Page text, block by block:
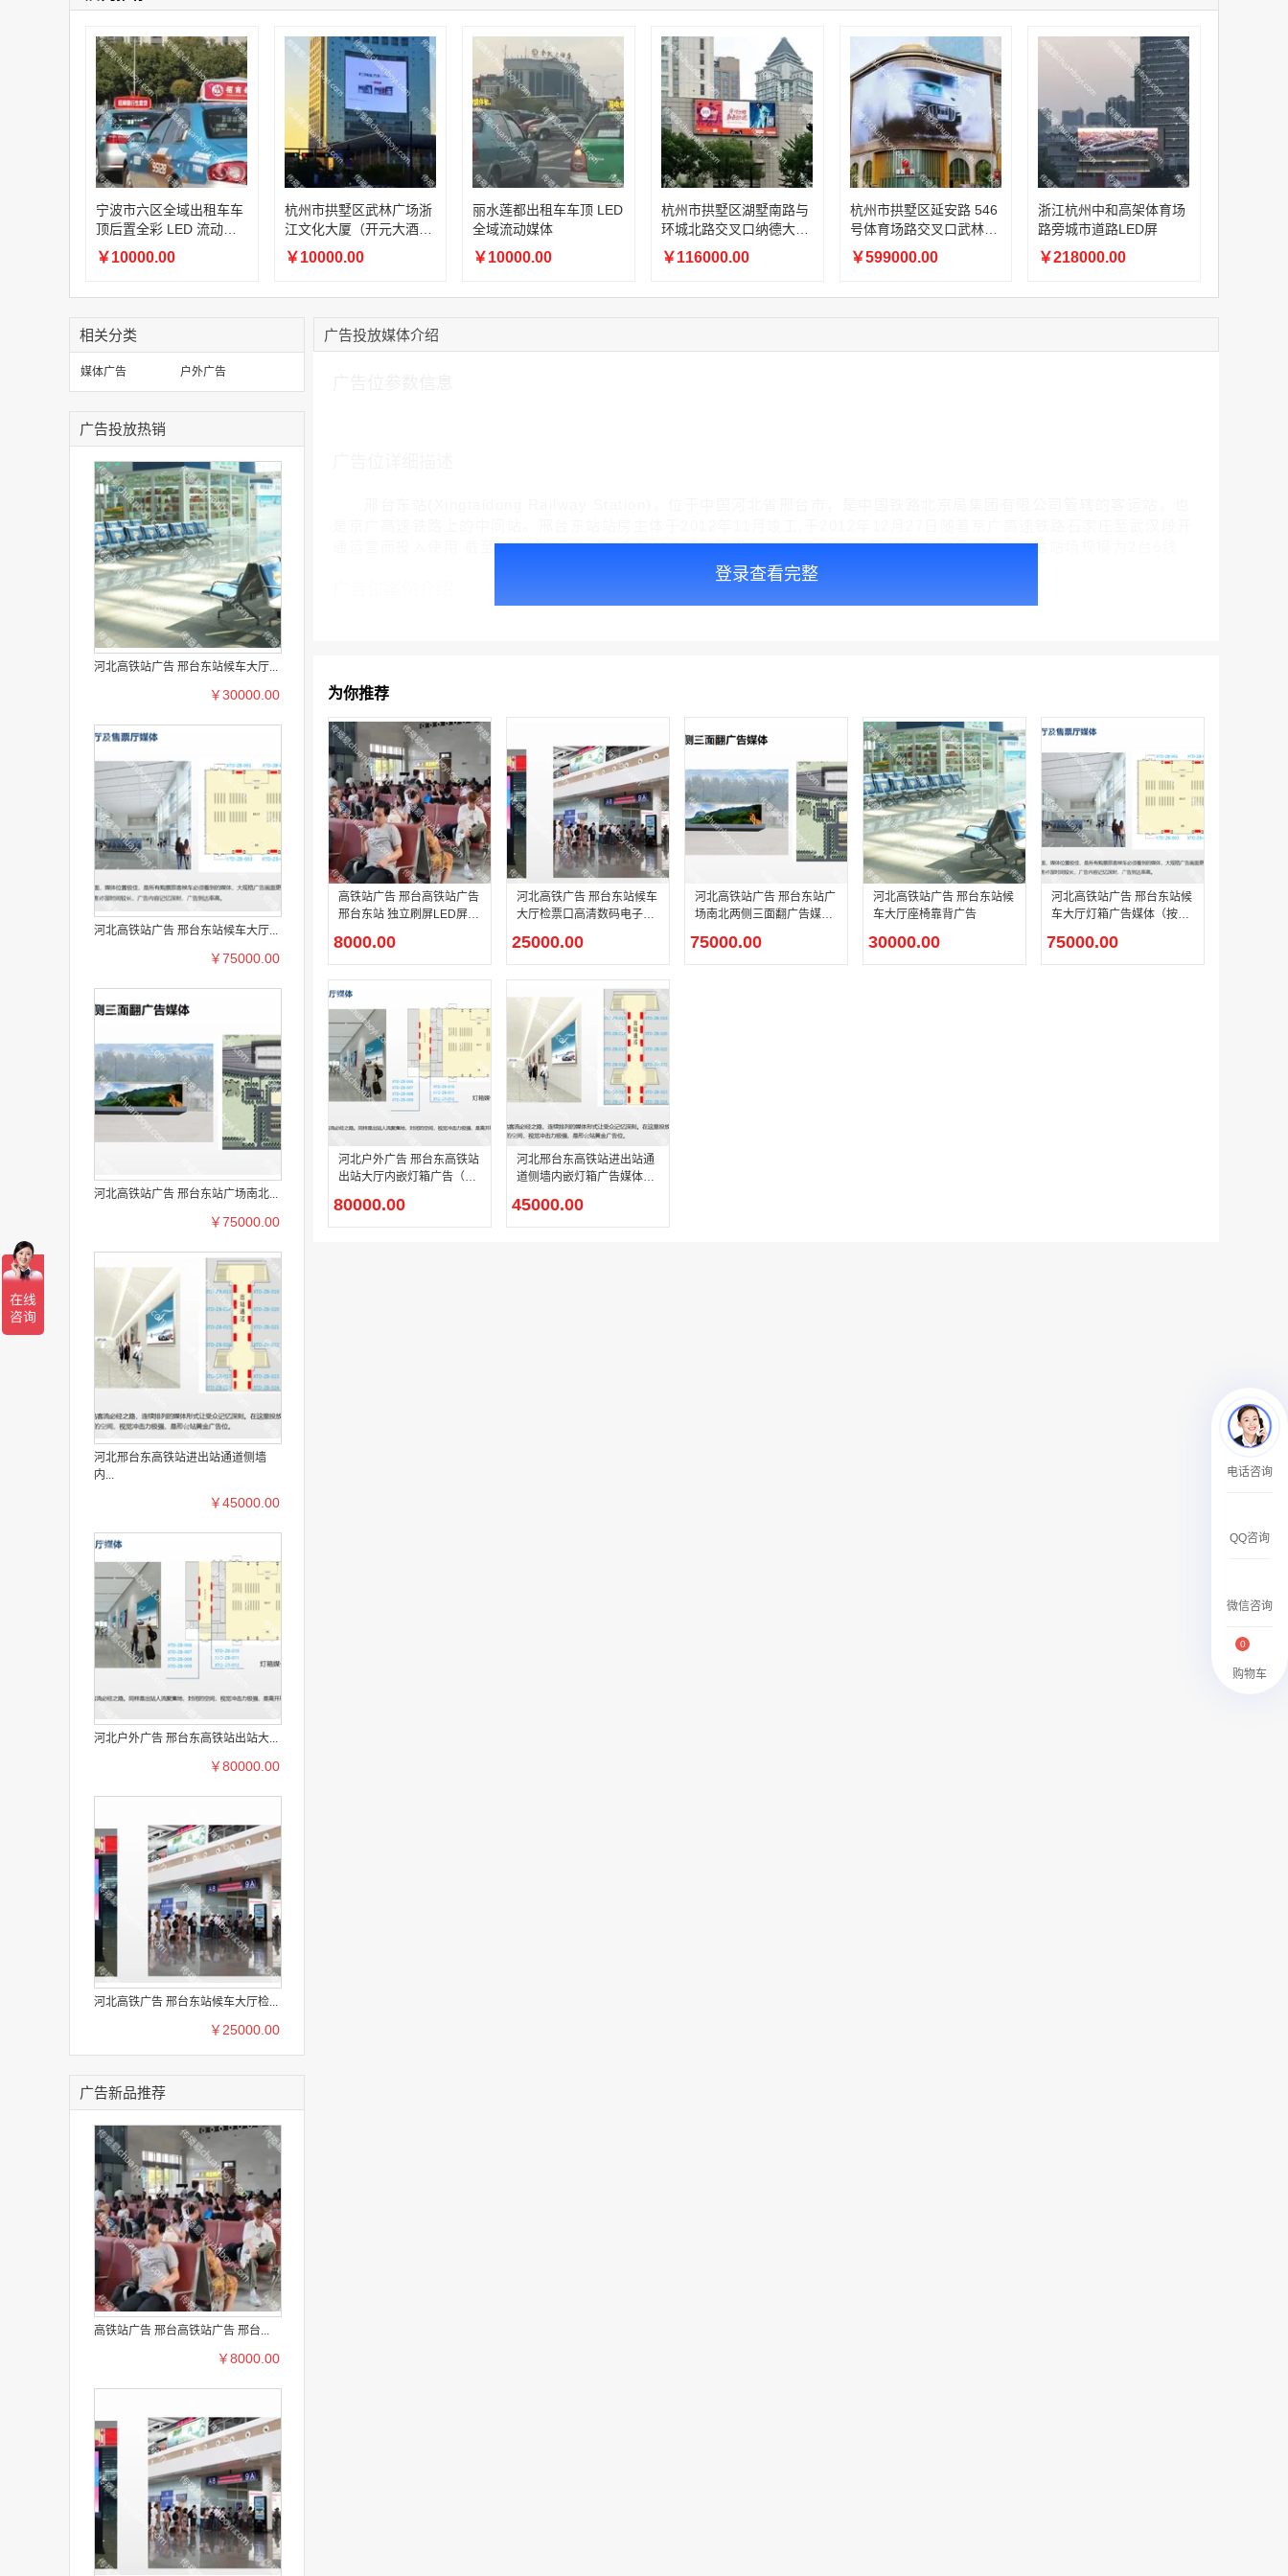
03:20:56 156****3374
联系了该媒体所在商家
15:42:33
158****0746
联系了该媒体所在商家
13:59:39 189****2617 联系了该媒体所在商家
12:40:20 177****7961 联系了该媒体所在商家
16:12:36 181****8167 联系了该媒体所在商家
香港双层巴士车身广告（含车顶）
￥77000.00
￥1100.00
户外广告 河北社区道闸广告 河北小区道闸广告投放价格
￥1100.00
宁波市六区全域出租车车
顶后置全彩 LED 流动媒
体
￥10000.00
杭州市拱墅区武林广场浙
江文化大厦（开元大酒
店）外立面高空 LED 大
屏
￥10000.00
丽水莲都出租车车顶 LED
全域流动媒体
￥10000.00
杭州市拱墅区湖墅南路与
环城北路交叉口纳德大酒
店朝南外立面武林 CBD
地铁 TOD 户外全彩 LED
￥116000.00
杭州市拱墅区延安路 546
号体育场路交叉口武林银
泰 A 馆 户外 LED
￥599000.00
浙江杭州中和高架体育场
路旁城市道路LED屏
￥218000.00
相关分类
媒体广告 户外广告
广告投放热销
河北高铁站广告 邢台东站候车大厅...
￥30000.00
河北高铁站广告 邢台东站候车大厅...
￥75000.00
河北高铁站广告 邢台东站广场南北...
￥75000.00
河北邢台东高铁站进出站通道侧墙
内...
￥45000.00
河北户外广告 邢台东高铁站出站大...
￥80000.00
河北高铁广告 邢台东站候车大厅检...
￥25000.00
广告新品推荐
高铁站广告 邢台高铁站广告 邢台...
￥8000.00
广告投放媒体介绍
通运营而投入使用 截至2012年9月，邢台东站的总建筑面积为7950平方米;截至2012年12月，邢台东站站场规模为2台6线
登录查看完整
为你推荐
高铁站广告 邢台高铁站广告
邢台东站 独立刷屏LED屏幕
8000.00
河北高铁广告 邢台东站候车
大厅检票口高清数码电子灯
25000.00
河北高铁站广告 邢台东站广
场南北两侧三面翻广告媒体
75000.00
河北高铁站广告 邢台东站候
车大厅座椅靠背广告
30000.00
河北高铁站广告 邢台东站候
车大厅灯箱广告媒体（按月
75000.00
河北户外广告 邢台东高铁站
出站大厅内嵌灯箱广告（按
80000.00
河北邢台东高铁站进出站通
道侧墙内嵌灯箱广告媒体
45000.00
电话咨询
QQ咨询
微信咨询
购物车
0